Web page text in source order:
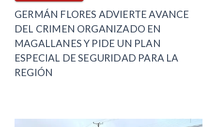
GERMÁN FLORES ADVIERTE AVANCE
DEL CRIMEN ORGANIZADO EN
MAGALLANES Y PIDE UN PLAN
ESPECIAL DE SEGURIDAD PARA LA
REGIÓN